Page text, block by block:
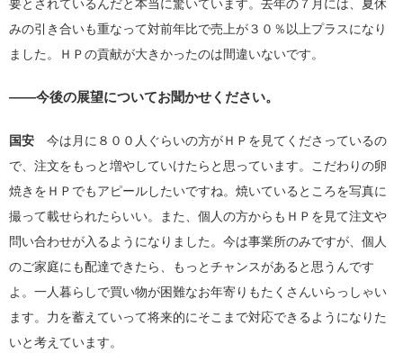
要とされているんだと本当に驚いています。去年の７月には、夏休
みの引き合いも重なって対前年比で売上が３０％以上プラスになり
ました。ＨＰの貢献が大きかったのは間違いないです。
――今後の展望についてお聞かせください。
国安 今は月に８００人ぐらいの方がＨＰを見てくださっているの
で、注文をもっと増やしていけたらと思っています。こだわりの卵
焼きをＨＰでもアピールしたいですね。焼いているところを写真に
撮って載せられたらいい。また、個人の方からもＨＰを見て注文や
問い合わせが入るようになりました。今は事業所のみですが、個人
のご家庭にも配達できたら、もっとチャンスがあると思うんです
よ。一人暮らしで買い物が困難なお年寄りもたくさんいらっしゃい
ます。力を蓄えていって将来的にそこまで対応できるようになりた
いと考えています。